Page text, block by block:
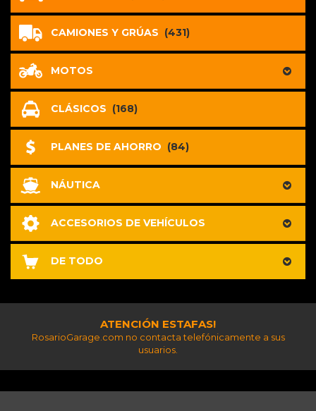
CAMIONES Y GRÚAS (431)
MOTOS
CLÁSICOS (168)
PLANES DE AHORRO (84)
NÁUTICA
ACCESORIOS DE VEHÍCULOS
DE TODO
ATENCIÓN ESTAFAS!
RosarioGarage.com no contacta telefónicamente a sus
usuarios.